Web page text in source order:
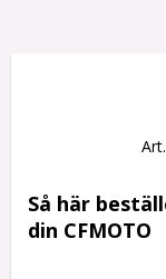
Så här
din CFMOTO